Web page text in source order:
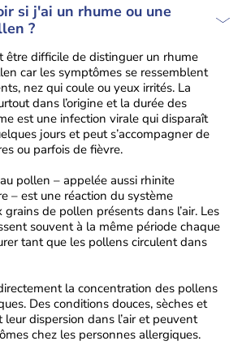
si j'ai un rhume ou une
?
être difficile de distinguer un rhume
car les symptômes se ressemblent
nez qui coule ou yeux irrités. La
dans l’origine et la durée des
est une infection virale qui disparaît
jours et peut s’accompagner de
ou parfois de fièvre.
au pollen – appelée aussi rhinite
– est une réaction du système
de pollen présents dans l’air. Les
souvent à la même période chaque
tant que les pollens circulent dans
la concentration des pollens
Des conditions douces, sèches et
dispersion dans l’air et peuvent
chez les personnes allergiques.